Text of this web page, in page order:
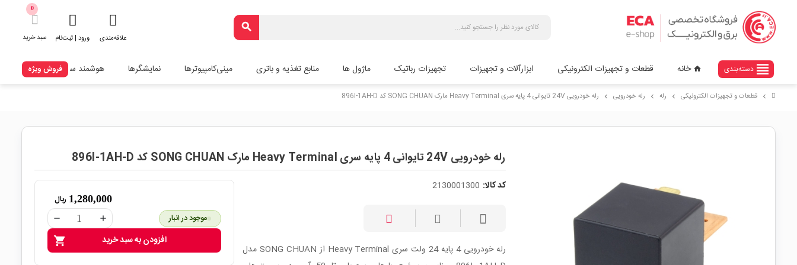
search
علاقه‌مندی ورود | ثبت‌نام
0
سبد خرید
view_headline دسته‌بندی home خانه قطعات و تجهیزات الکترونیکی ابزارآلات و تجهیزات تجهیزات رباتیک ماژول ها منابع تغذیه و باتری مینی‌کامپیوترها نمایشگرها هوشمند سازیفروش ویژه
chevron_right قطعات و تجهیزات الکترونیکی chevron_right رله chevron_right رله خودرویی chevron_right رله خودرویی 24V تایوانی 4 پایه سری Heavy Terminal مارک SONG CHUAN کد 896l-1AH-D
رله خودرویی 24V تایوانی 4 پایه سری Heavy Terminal مارک SONG CHUAN کد 896l-1AH-D
کد کالا: 2130001300
رله خودرویی 4 پایه 24 ولت سری Heavy Terminal از SONG CHUAN مدل
1,280,000 ریال
remove add موجود در انبار
shopping_cart افزودن به سبد خرید